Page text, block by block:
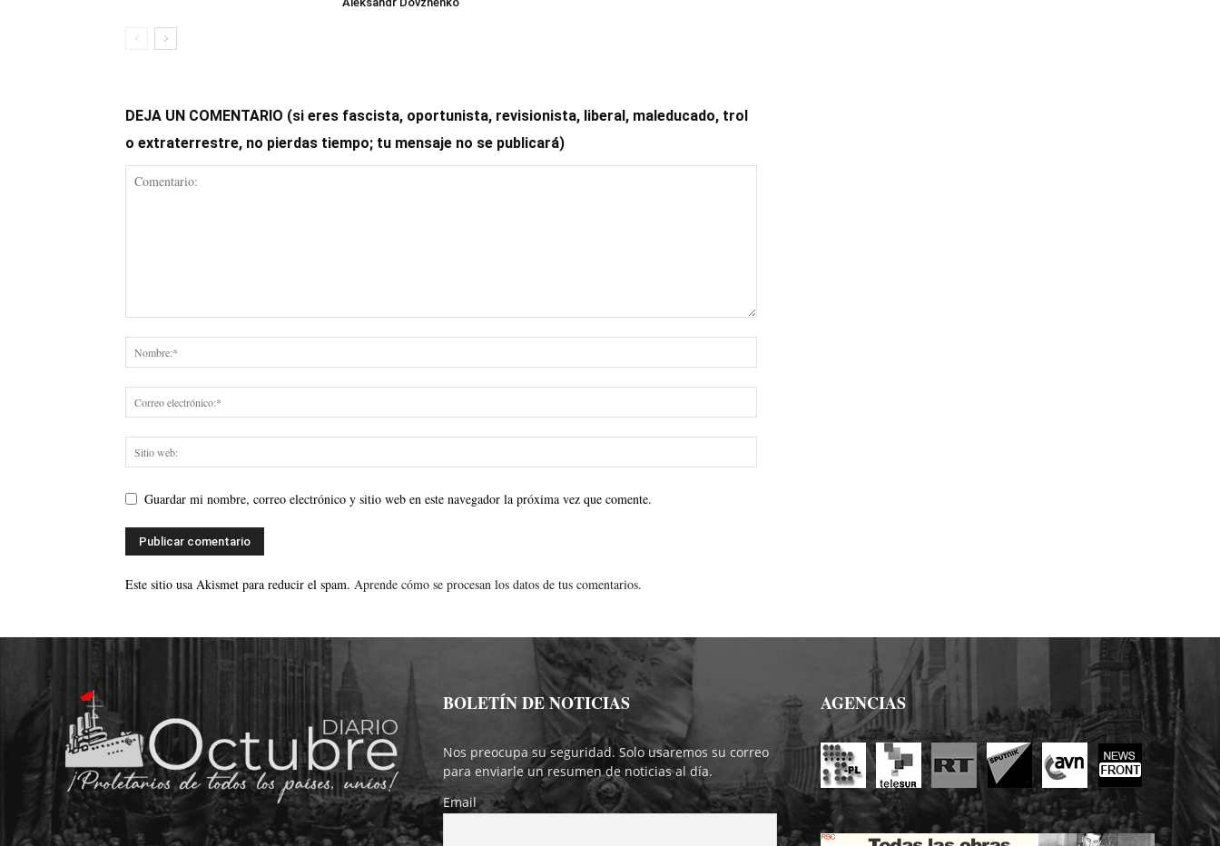
DEJA UN COMENTARIO (si eres fascista, oportunista, revisionista, liberal, maleducado, trol
o extraterrestre, no pierdas tiempo; tu mensaje no se publicará)
Guardar mi nombre, correo electrónico y sitio web en este navegador la próxima vez que comente.
Este sitio usa Akismet para reducir el spam. Aprende cómo se procesan los datos de tus comentarios.
BOLETÍN DE NOTICIAS
Nos preocupa su seguridad. Solo usaremos su correo
para enviarle un resumen de noticias al día.
Email
AGENCIAS